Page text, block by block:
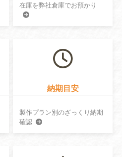
在庫を弊社倉庫でお預かり
納期目安
製作プラン別のざっくり納期
確認